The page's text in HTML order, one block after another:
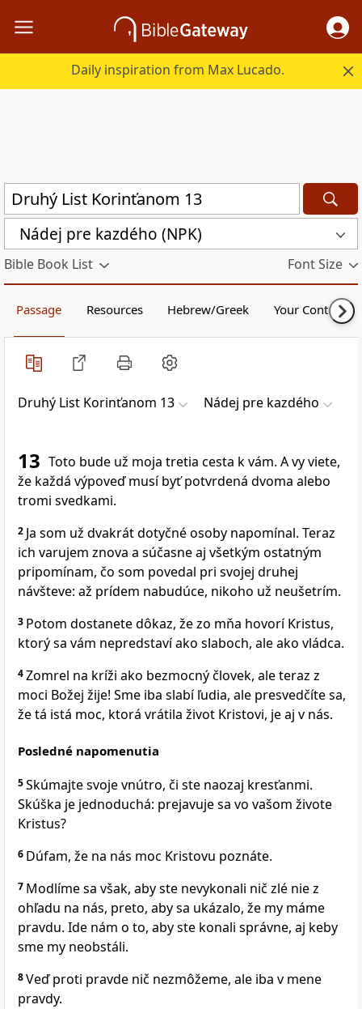
Daily inspiration from Max Lucado.
Nádej pre kazdého (NPK)
Bible Book List Font Size
Passage Resources Hebrew/Greek Your Content
Druhý List Korinťanom 13 Nádej pre kazdého
13 Toto bude už moja tretia cesta k vám. A vy viete,
že každá výpoveď musí byť potvrdená dvoma alebo
tromi svedkami.
2 Ja som už dvakrát dotyčné osoby napomínal. Teraz
ich varujem znova a súčasne aj všetkým ostatným
pripomínam, čo som povedal pri svojej druhej
návšteve: až prídem nabudúce, nikoho už neušetrím.
3 Potom dostanete dôkaz, že zo mňa hovorí Kristus,
ktorý sa vám nepredstaví ako slaboch, ale ako vládca.
4Zomrel na kríži ako bezmocný človek, ale teraz z
moci Božej žije! Sme iba slabí ľudia, ale presvedčíte sa,
že tá istá moc, ktorá vrátila život Kristovi, je aj v nás.
Posledné napomenutia
5Skúmajte svoje vnútro, či ste naozaj kresťanmi.
Skúška je jednoduchá: prejavuje sa vo vašom živote
Kristus?
6 Dúfam, že na nás moc Kristovu poznáte.
7 Modlíme sa však, aby ste nevykonali nič zlé nie z
ohľadu na nás, preto, aby sa ukázalo, že my máme
pravdu. Ide nám o to, aby ste konali správne, aj keby
sme my neobstáli.
8Veď proti pravde nič nezmôžeme, ale iba v mene
pravdy.